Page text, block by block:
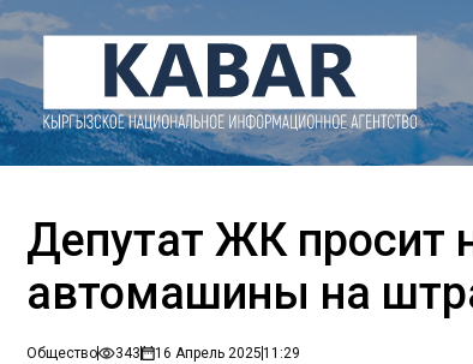
Депутат ЖК просит
автомашины на
Общество 343 16 Апрель 202511:29